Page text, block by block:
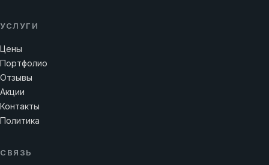
УСЛУГИ
Цены
Портфолио
Отзывы
Акции
Контакты
Политика
СВЯЗЬ